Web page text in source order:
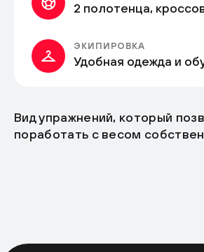
2 полотенца,
ЭКИПИРОВКА
Удобная одежда и
Вид упражнений, который
поработать с весом